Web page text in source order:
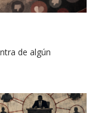
de algún